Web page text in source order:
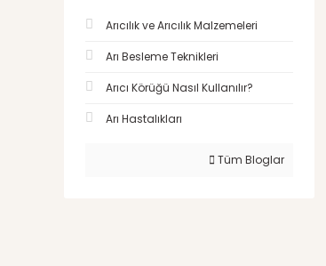
Arıcılık ve Arıcılık Malzemeleri
Arı Besleme Teknikleri
Arıcı Körüğü Nasıl Kullanılır?
Arı Hastalıkları
Tüm Bloglar